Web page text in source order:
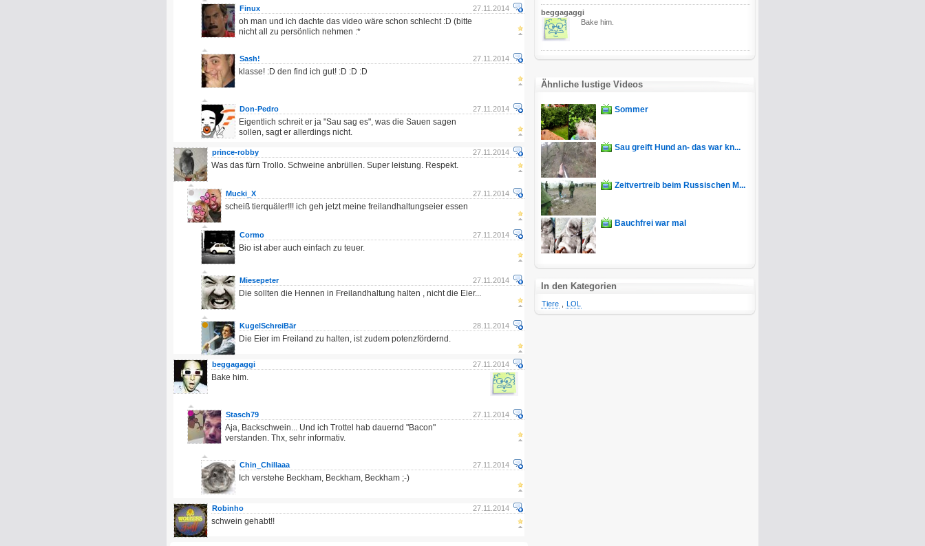
27.11.2014
Finux
oh man und ich dachte das video wäre schon schlecht :D (bitte
nicht all zu persönlich nehmen :*
27.11.2014
Sash!
klasse! :D den find ich gut! :D :D :D
27.11.2014
Don-Pedro
Eigentlich schreit er ja "Sau sag es", was die Sauen sagen
sollen, sagt er allerdings nicht.
27.11.2014
prince-robby
Was das fürn Trollo. Schweine anbrüllen. Super leistung. Respekt.
27.11.2014
Mucki_X
scheiß tierquäler!!! ich geh jetzt meine freilandhaltungseier essen
27.11.2014
Cormo
Bio ist aber auch einfach zu teuer.
27.11.2014
Miesepeter
Die sollten die Hennen in Freilandhaltung halten , nicht die Eier...
28.11.2014
KugelSchreiBär
Die Eier im Freiland zu halten, ist zudem potenzfördernd.
27.11.2014
beggagaggi
Bake him.
27.11.2014
Stasch79
Aja, Backschwein... Und ich Trottel hab dauernd "Bacon"
verstanden. Thx, sehr informativ.
27.11.2014
Chin_Chillaaa
Ich verstehe Beckham, Beckham, Beckham ;-)
27.11.2014
Robinho
schwein gehabt!!
beggagaggi
Bake him.
Ähnliche lustige Videos
Sommer
Sau greift Hund an- das war kn...
Zeitvertreib beim Russischen M...
Bauchfrei war mal
In den Kategorien
Tiere LOL